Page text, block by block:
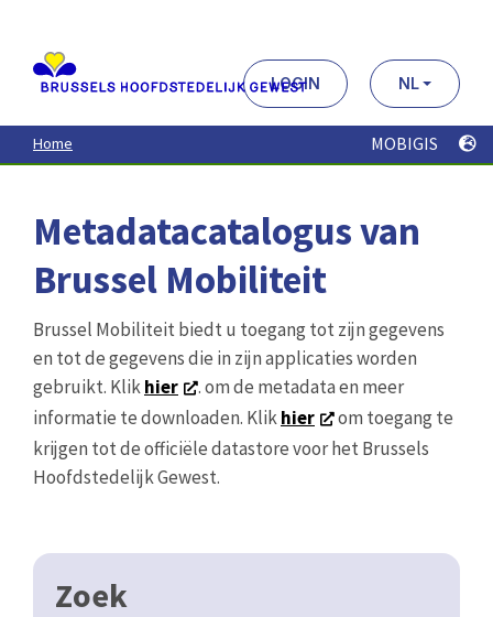
contenu
principal
LOGIN NL
Home MOBIGIS
Metadatacatalogus van
Brussel Mobiliteit
Brussel Mobiliteit biedt u toegang tot zijn gegevens
en tot de gegevens die in zijn applicaties worden
gebruikt. Klikhier
. om de metadata en meer
informatie te downloaden. Klikhier
om toegang te
krijgen tot de officiële datastore voor het Brussels
Hoofdstedelijk Gewest.
Zoek